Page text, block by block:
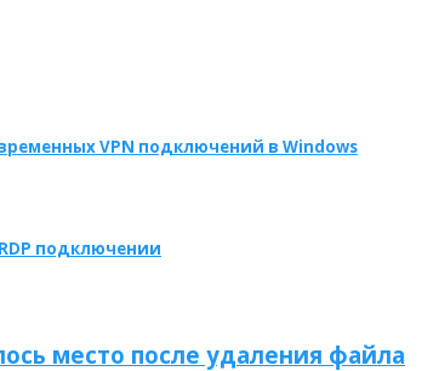
VPN подключений в Windows
подключении
место после удаления файла